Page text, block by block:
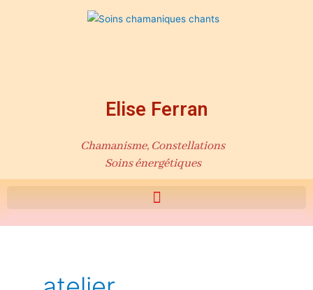
Elise Ferran
Chamanisme, Constellations
Soins énergétiques